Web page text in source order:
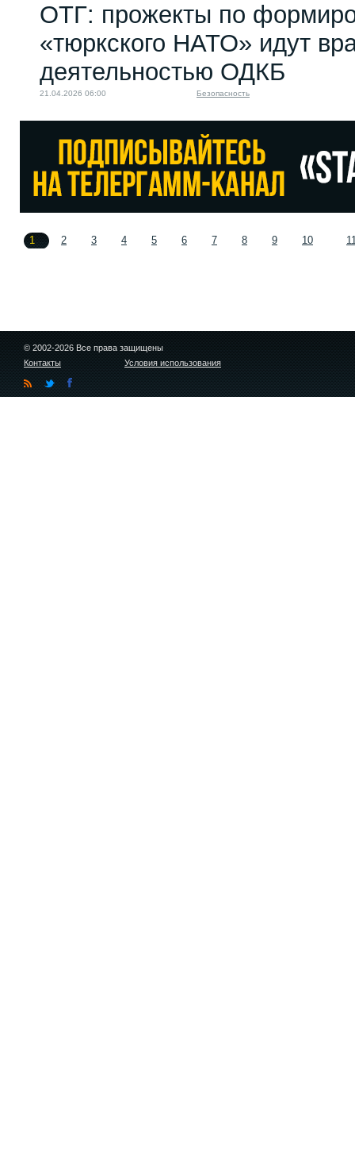
ОТГ: прожекты по
«тюркского НАТО» идут
деятельностью ОДКБ
21.04.2026 06:00 Безопасность
1 2 3 4 5 6 7 8 9 10
© 2002-2026 Все права защищены
Контакты
Условия использования